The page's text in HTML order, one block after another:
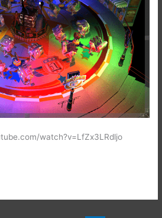
watch?v=LfZx3LRdljo